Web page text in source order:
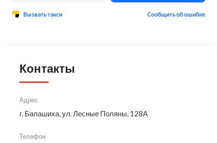
Контакты
Адрес
г. Балашиха, ул. Лесные Поляны, 128А
Телефон